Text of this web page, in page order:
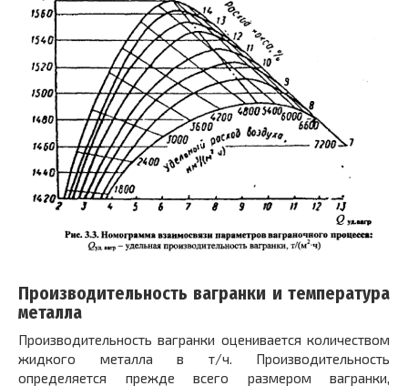
Производительность вагранки и температура
металла
Производительность вагранки оценивается количеством
жидкого металла в т/ч. Производительность
определяется прежде всего размером вагранки,